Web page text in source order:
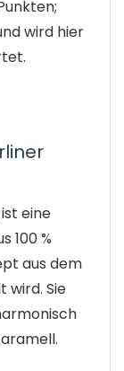
wird hier
eine
100 %
aus dem
wird. Sie